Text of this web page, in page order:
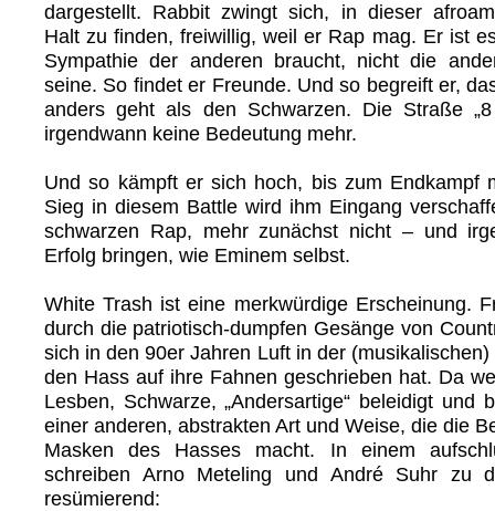
dargestellt. Rabbit zwingt sich, in dieser
Halt zu finden, freiwillig, weil er Rap mag. Er ist
Sympathie der anderen braucht, nicht die
seine. So findet er Freunde. Und so begreift er,
anders geht als den Schwarzen. Die Straße
irgendwann keine Bedeutung mehr.
Und so kämpft er sich hoch, bis zum Endkampf
Sieg in diesem Battle wird ihm Eingang
schwarzen Rap, mehr zunächst nicht – und
Erfolg bringen, wie Eminem selbst.
White Trash ist eine merkwürdige Erscheinung.
durch die patriotisch-dumpfen Gesänge von
sich in den 90er Jahren Luft in der
den Hass auf ihre Fahnen geschrieben hat. Da
Lesben, Schwarze, „Andersartige“ beleidigt und
einer anderen, abstrakten Art und Weise, die die
Masken des Hasses macht. In einem
schreiben Arno Meteling und André Suhr zu
resümierend: